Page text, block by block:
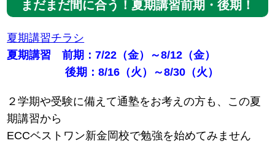
まだまだ間に合う！夏期講習前期・後期！
夏期講習チラシ
夏期講習 前期：7/22（金）～8/12（金）
後期：8/16（火）～8/30（火）
２学期や受験に備えて通塾をお考えの方も、この夏
期講習から
ECCベストワン新金岡校で勉強を始めてみません